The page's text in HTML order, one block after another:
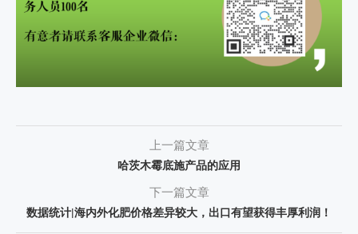
上一篇文章
哈茨木霉底施产品的应用
下一篇文章
数据统计|海内外化肥价格差异较大，出口有望获得丰厚利润！